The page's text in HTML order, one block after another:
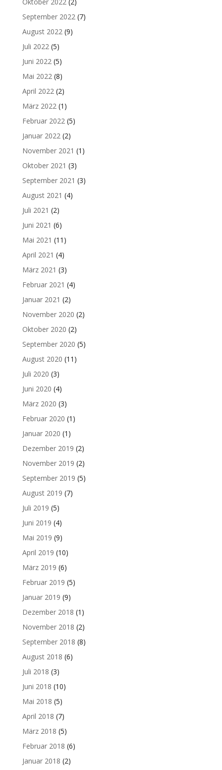
September 2022 (7)
August 2022 (9)
Juli 2022 (5)
Juni 2022 (5)
Mai 2022 (8)
April 2022 (2)
März 2022 (1)
Februar 2022 (5)
Januar 2022 (2)
November 2021 (1)
Oktober 2021 (3)
September 2021 (3)
August 2021 (4)
Juli 2021 (2)
Juni 2021 (6)
Mai 2021 (11)
April 2021 (4)
März 2021 (3)
Februar 2021 (4)
Januar 2021 (2)
November 2020 (2)
Oktober 2020 (2)
September 2020 (5)
August 2020 (11)
Juli 2020 (3)
Juni 2020 (4)
März 2020 (3)
Februar 2020 (1)
Januar 2020 (1)
Dezember 2019 (2)
November 2019 (2)
September 2019 (5)
August 2019 (7)
Juli 2019 (5)
Juni 2019 (4)
Mai 2019 (9)
April 2019 (10)
März 2019 (6)
Februar 2019 (5)
Januar 2019 (9)
Dezember 2018 (1)
November 2018 (2)
September 2018 (8)
August 2018 (6)
Juli 2018 (3)
Juni 2018 (10)
Mai 2018 (5)
April 2018 (7)
März 2018 (5)
Februar 2018 (6)
Januar 2018 (2)